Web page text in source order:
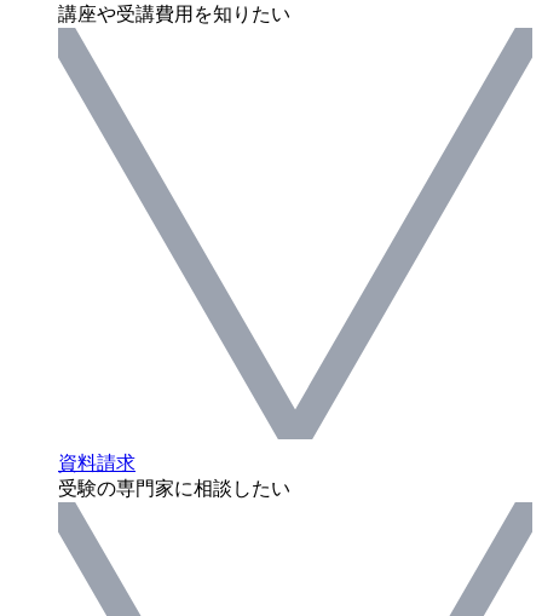
講座や受講費用を知りたい
資料請求
受験の専門家に相談したい